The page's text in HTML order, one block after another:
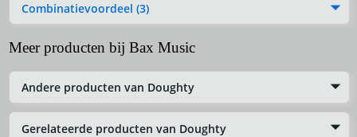
Combinatievoordeel (3)
Meer producten bij Bax Music
Andere producten van Doughty
Gerelateerde producten van Doughty